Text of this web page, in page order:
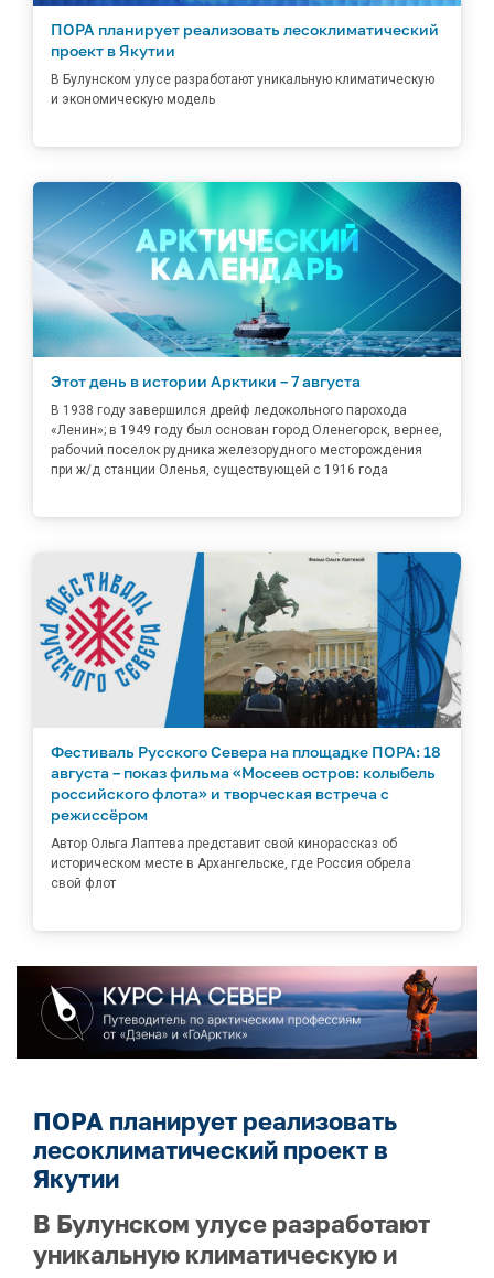
ПОРА планирует реализовать лесоклиматический
проект в Якутии
В Булунском улусе разработают уникальную климатическую
и экономическую модель
Этот день в истории Арктики – 7 августа
В 1938 году завершился дрейф ледокольного парохода
«Ленин»; в 1949 году был основан город Оленегорск, вернее,
рабочий поселок рудника железорудного месторождения
при ж/д станции Оленья, существующей с 1916 года
Фестиваль Русского Севера на площадке ПОРА: 18
августа – показ фильма «Мосеев остров: колыбель
российского флота» и творческая встреча с
режиссёром
Автор Ольга Лаптева представит свой кинорассказ об
историческом месте в Архангельске, где Россия обрела
свой флот
ПОРА планирует реализовать
лесоклиматический проект в
Якутии
В Булунском улусе разработают
уникальную климатическую и